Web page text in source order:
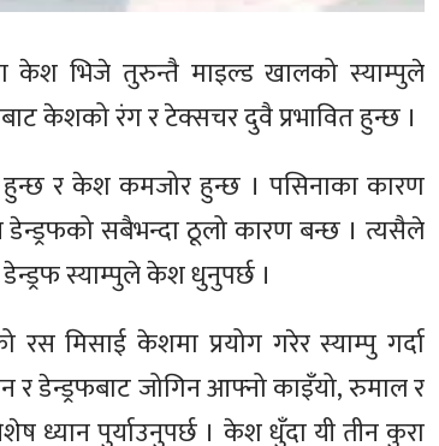
केश भिजे तुरुन्तै माइल्ड खालको स्याम्पुले
केशको रंग र टेक्सचर दुवै प्रभावित हुन्छ ।
र केश कमजोर हुन्छ । पसिनाका कारण
सबैभन्दा ठूलो कारण बन्छ । त्यसैले
स्याम्पुले केश धुनुपर्छ ।
मिसाई केशमा प्रयोग गरेर स्याम्पु गर्दा
र डेन्ड्रफबाट जोगिन आफ्नो काइँयो, रुमाल र
ध्यान पुर्याउनुपर्छ । केश धुँदा यी तीन कुरा